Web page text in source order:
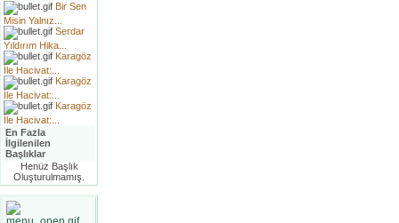
Bir Sen
Misin Yalnız...
Serdar
Yıldırım Hika...
Karagöz
İle Hacivat:...
Karagöz
İle Hacivat:...
Karagöz
İle Hacivat:...
En Fazla
İlgilenilen
Başlıklar
Henüz Başlık
Oluşturulmamış.